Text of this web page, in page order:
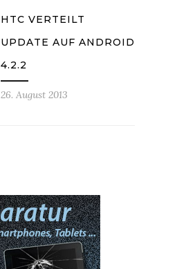
HTC VERTEILT
UPDATE AUF ANDROID
4.2.2
26. August 2013